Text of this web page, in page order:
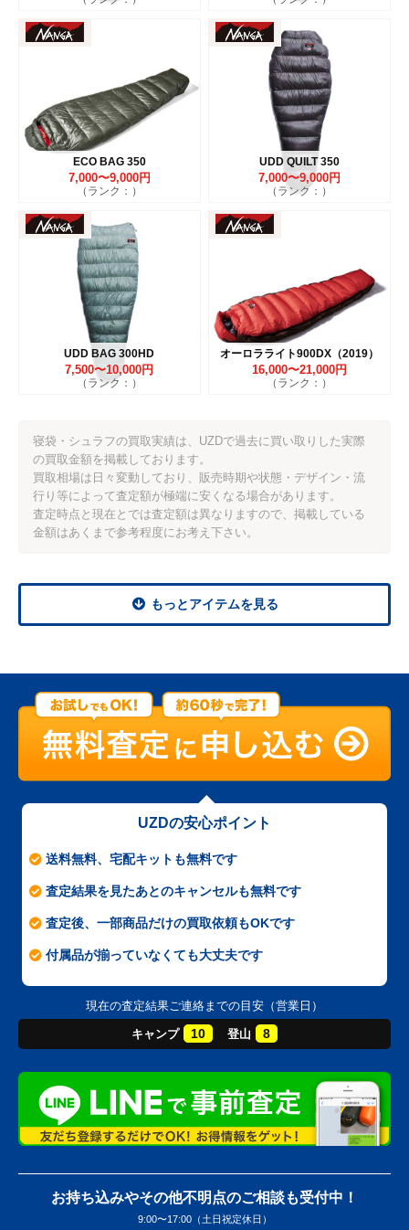
ECO BAG 350
7,000〜9,000円
（ランク：）
UDD QUILT 350
7,000〜9,000円
（ランク：）
UDD BAG 300HD
7,500〜10,000円
（ランク：）
オーロラライト900DX（2019）
16,000〜21,000円
（ランク：）
寝袋・シュラフの買取実績は、UZDで過去に買い取りした実際
の買取金額を掲載しております。
買取相場は日々変動しており、販売時期や状態・デザイン・流
行り等によって査定額が極端に安くなる場合があります。
査定時点と現在とでは査定額は異なりますので、掲載している
金額はあくまで参考程度にお考え下さい。
もっとアイテムを見る
UZDの安心ポイント
送料無料、宅配キットも無料です
査定結果を見たあとのキャンセルも無料です
査定後、一部商品だけの買取依頼もOKです
付属品が揃っていなくても大丈夫です
現在の査定結果ご連絡までの目安（営業日）
キャンプ 10 登山 8
お持ち込みやその他不明点のご相談も受付中！
9:00〜17:00（土日祝定休日）